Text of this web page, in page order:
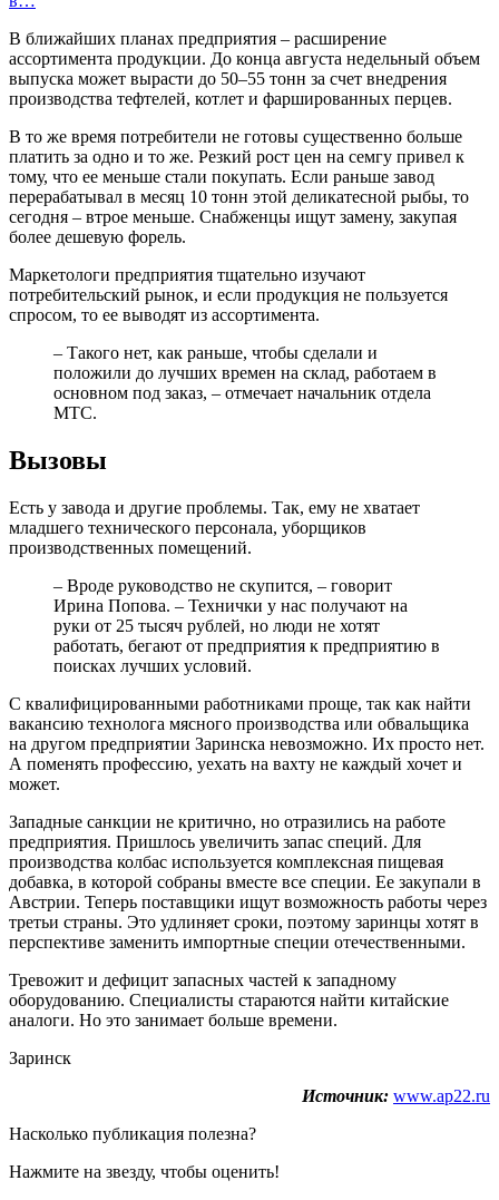
В ближайших планах предприятия – расширение
ассортимента продукции. До конца августа недельный объем
выпуска может вырасти до 50–55 тонн за счет внедрения
производства тефтелей, котлет и фаршированных перцев.
В то же время потребители не готовы существенно больше
платить за одно и то же. Резкий рост цен на семгу привел к
тому, что ее меньше стали покупать. Если раньше завод
перерабатывал в месяц 10 тонн этой деликатесной рыбы, то
сегодня – втрое меньше. Снабженцы ищут замену, закупая
более дешевую форель.
Маркетологи предприятия тщательно изучают
потребительский рынок, и если продукция не пользуется
спросом, то ее выводят из ассортимента.
– Такого нет, как раньше, чтобы сделали и
положили до лучших времен на склад, работаем в
основном под заказ, – отмечает начальник отдела
МТС.
Вызовы
Есть у завода и другие проблемы. Так, ему не хватает
младшего технического персонала, уборщиков
производственных помещений.
– Вроде руководство не скупится, – говорит
Ирина Попова. – Технички у нас получают на
руки от 25 тысяч рублей, но люди не хотят
работать, бегают от предприятия к предприятию в
поисках лучших условий.
С квалифицированными работниками проще, так как найти
вакансию технолога мясного производства или обвальщика
на другом предприятии Заринска невозможно. Их просто нет.
А поменять профессию, уехать на вахту не каждый хочет и
может.
Западные санкции не критично, но отразились на работе
предприятия. Пришлось увеличить запас специй. Для
производства колбас используется комплексная пищевая
добавка, в которой собраны вместе все специи. Ее закупали в
Австрии. Теперь поставщики ищут возможность работы через
третьи страны. Это удлиняет сроки, поэтому заринцы хотят в
перспективе заменить импортные специи отечественными.
Тревожит и дефицит запасных частей к западному
оборудованию. Специалисты стараются найти китайские
аналоги. Но это занимает больше времени.
Заринск
Источник: www.ap22.ru
Насколько публикация полезна?
Нажмите на звезду, чтобы оценить!